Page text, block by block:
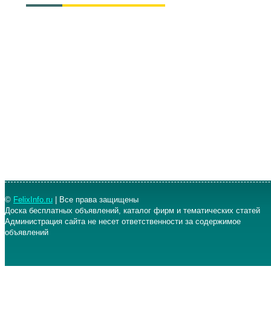
© FelixInfo.ru | Все права защищены
Доска бесплатных объявлений, каталог фирм и тематических статей
Администрация сайта не несет ответственности за содержимое
объявлений